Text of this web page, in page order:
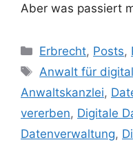
Aber was passiert
Erbrecht, Posts,
Anwalt für
Anwaltskanzlei,
vererben, Digitale
Datenverwaltung,